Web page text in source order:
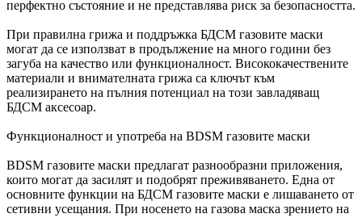
перфектно състояние и не представлява риск за безопасността.
При правилна грижа и поддръжка БДСМ газовите маски
могат да се използват в продължение на много години без
загуба на качество или функционалност. Висококачествените
материали и внимателната грижа са ключът към
реализирането на пълния потенциал на този завладяващ
БДСМ аксесоар.
Функционалност и употреба на BDSM газовите маски
BDSM газовите маски предлагат разнообразни приложения,
които могат да засилят и подобрят преживяването. Една от
основните функции на БДСМ газовите маски е лишаването от
сетивни усещания. При носенето на газова маска зрението на